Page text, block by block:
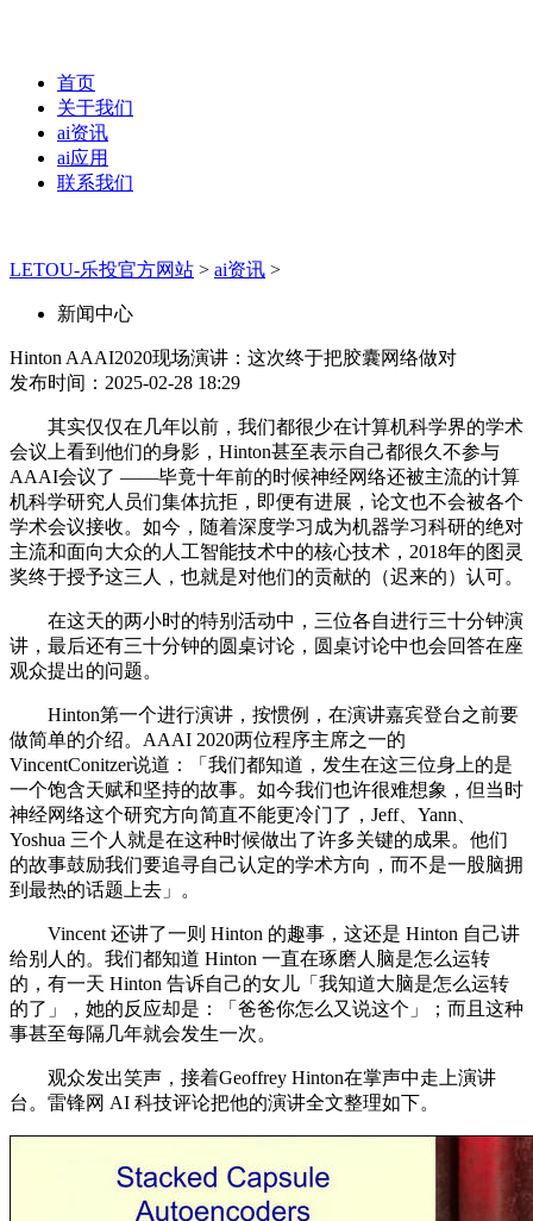
首页
关于我们
ai资讯
ai应用
联系我们
LETOU-乐投官方网站 > ai资讯 >
新闻中心
Hinton AAAI2020现场演讲：这次终于把胶囊网络做对
发布时间：2025-02-28 18:29
其实仅仅在几年以前，我们都很少在计算机科学界的学术
会议上看到他们的身影，Hinton甚至表示自己都很久不参与
AAAI会议了 ——毕竟十年前的时候神经网络还被主流的计算
机科学研究人员们集体抗拒，即便有进展，论文也不会被各个
学术会议接收。如今，随着深度学习成为机器学习科研的绝对
主流和面向大众的人工智能技术中的核心技术，2018年的图灵
奖终于授予这三人，也就是对他们的贡献的（迟来的）认可。
在这天的两小时的特别活动中，三位各自进行三十分钟演
讲，最后还有三十分钟的圆桌讨论，圆桌讨论中也会回答在座
观众提出的问题。
Hinton第一个进行演讲，按惯例，在演讲嘉宾登台之前要
做简单的介绍。AAAI 2020两位程序主席之一的
VincentConitzer说道：「我们都知道，发生在这三位身上的是
一个饱含天赋和坚持的故事。如今我们也许很难想象，但当时
神经网络这个研究方向简直不能更冷门了，Jeff、Yann、
Yoshua 三个人就是在这种时候做出了许多关键的成果。他们
的故事鼓励我们要追寻自己认定的学术方向，而不是一股脑拥
到最热的话题上去」。
Vincent 还讲了一则 Hinton 的趣事，这还是 Hinton 自己讲
给别人的。我们都知道 Hinton 一直在琢磨人脑是怎么运转
的，有一天 Hinton 告诉自己的女儿「我知道大脑是怎么运转
的了」，她的反应却是：「爸爸你怎么又说这个」；而且这种
事甚至每隔几年就会发生一次。
观众发出笑声，接着Geoffrey Hinton在掌声中走上演讲
台。雷锋网 AI 科技评论把他的演讲全文整理如下。